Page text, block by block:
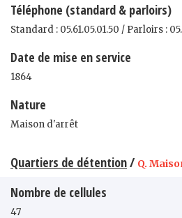
Téléphone (standard & parloirs)
Standard : 05.61.05.01.50 / Parloirs :
Date de mise en service
1864
Nature
Maison d'arrêt
Quartiers de détention/ Q.
Nombre de cellules
47